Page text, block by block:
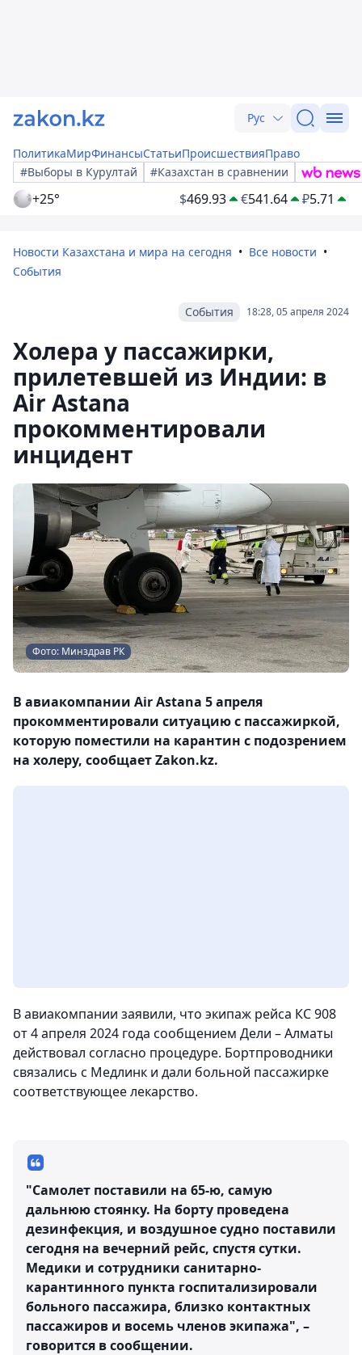
Рус
ПолитикаМирФинансыСтатьиПроисшествияПраво
#Выборы в Курултай
#Казахстан в сравнении
+25° $469.93 €541.64 ₽5.71
Новости Казахстана и мира на сегодня
Все новости
События
18:28, 05 апреля 2024
События
Холера у пассажирки,
прилетевшей из Индии: в
Air Astana
прокомментировали
инцидент
Фото: Минздрав РК
В авиакомпании Air Astana 5 апреля
прокомментировали ситуацию с пассажиркой,
которую поместили на карантин с подозрением
на холеру, сообщает Zakon.kz.
В авиакомпании заявили, что экипаж рейса КС 908
от 4 апреля 2024 года сообщением Дели – Алматы
действовал согласно процедуре. Бортпроводники
связались с Медлинк и дали больной пассажирке
соответствующее лекарство.
"Самолет поставили на 65-ю, самую
дальнюю стоянку. На борту проведена
дезинфекция, и воздушное судно поставили
сегодня на вечерний рейс, спустя сутки.
Медики и сотрудники санитарно-
карантинного пункта госпитализировали
больного пассажира, близко контактных
пассажиров и восемь членов экипажа", –
говорится в сообщении.